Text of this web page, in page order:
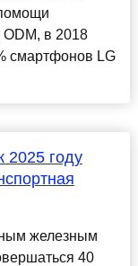
в 2018
смартфонов LG
2025 году
железным
40